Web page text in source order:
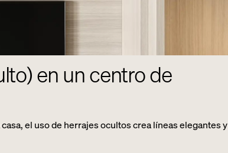
en un centro de
el uso de herrajes ocultos crea líneas elegantes y